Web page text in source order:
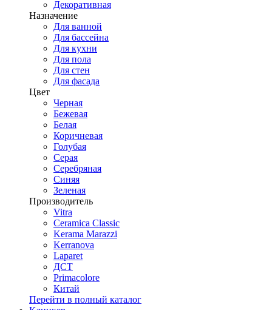
Декоративная
Назначение
Для ванной
Для бассейна
Для кухни
Для пола
Для стен
Для фасада
Цвет
Черная
Бежевая
Белая
Коричневая
Голубая
Серая
Серебряная
Синяя
Зеленая
Производитель
Vitra
Ceramica Classic
Kerama Marazzi
Kerranova
Laparet
ДСТ
Primacolore
Китай
Перейти в полный каталог